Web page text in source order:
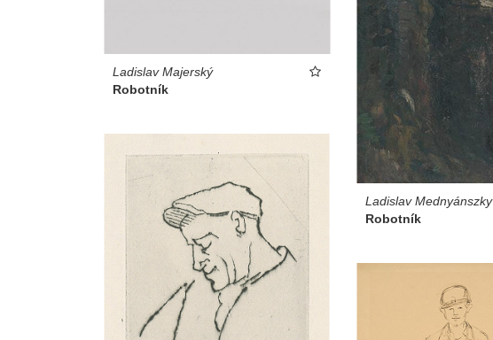
Ladislav Majerský
Robotník
Ladislav Mednyánszky
Robotník